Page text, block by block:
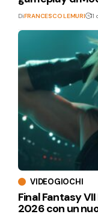
DiFRANCESCO LEMURI 11
VIDEOGIOCHI
Final Fantasy
2026 con un